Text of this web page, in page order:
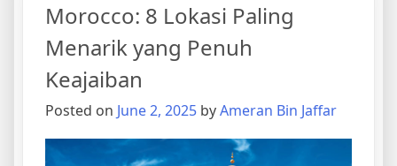
Iskandariah
&
Kaherah
–
Januari
2012
Morocco: 8 Lokasi Paling
Menarik yang Penuh
Keajaiban
Posted on June 2, 2025 byAmeran Bin Jaffar